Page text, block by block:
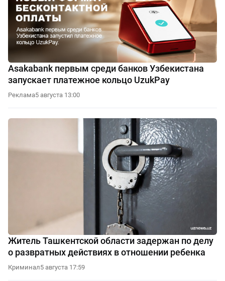
Asakabank первым среди банков Узбекистана
запускает платежное кольцо UzukPay
Реклама5 августа 13:00
Житель Ташкентской области задержан по делу
о развратных действиях в отношении ребенка
Криминал5 августа 17:59